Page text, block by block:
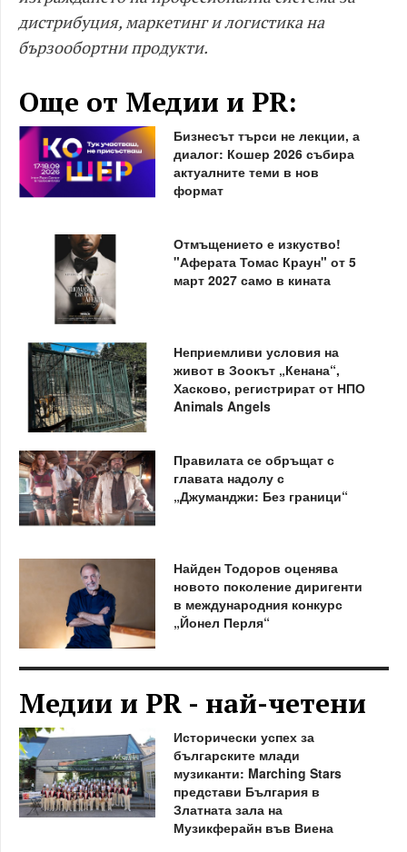
дистрибуция, маркетинг и логистика на
бързообортни продукти.
Още от Медии и PR:
Бизнесът търси не лекции, а
диалог: Кошер 2026 събира
актуалните теми в нов
формат
Отмъщението е изкуство!
"Аферата Томас Краун" от 5
март 2027 само в кината
Неприемливи условия на
живот в Зоокът „Кенана“,
Хасково, регистрират от НПО
Animals Angels
Правилата се обръщат с
главата надолу с
„Джуманджи: Без граници“
Найден Тодоров оценява
новото поколение диригенти
в международния конкурс
„Йонел Перля“
Медии и PR - най-четени
Исторически успех за
българските млади
музиканти: Marching Stars
представи България в
Златната зала на
Музикферайн във Виена